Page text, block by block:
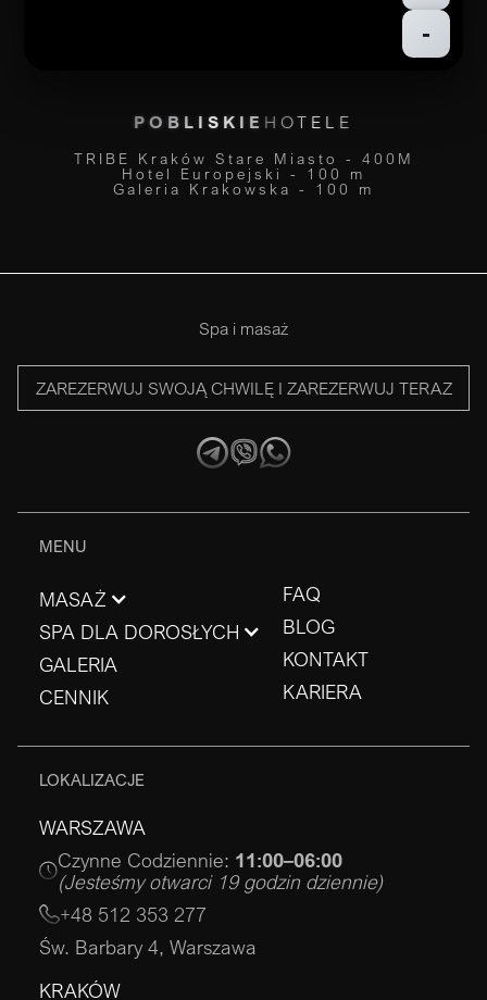
-
POBLISKIE HOTELE
TRIBE Kraków Stare Miasto - 400M
Hotel Europejski - 100 m
Galeria Krakowska - 100 m
Spa i masaż
ZAREZERWUJ SWOJĄ CHWILĘ I ZAREZERWUJ TERAZ
MENU
MASAŻ
SPA DLA DOROSŁYCH
GALERIA
CENNIK
FAQ
BLOG
KONTAKT
KARIERA
LOKALIZACJE
WARSZAWA
Czynne Codziennie: 11:00–06:00
(Jesteśmy otwarci 19 godzin dziennie)
+48 512 353 277
Św. Barbary 4, Warszawa
KRAKÓW